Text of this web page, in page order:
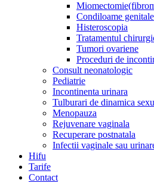
Condiloame genitale
Histeroscopia
Tratamentul
Tumori ovariene
Proceduri de
Consult neonatologic
Pediatrie
Incontinenta urinara
Tulburari de dinamica
Menopauza
Rejuvenare vaginala
Recuperare postnatala
Infectii vaginale sau
Hifu
Tarife
Contact